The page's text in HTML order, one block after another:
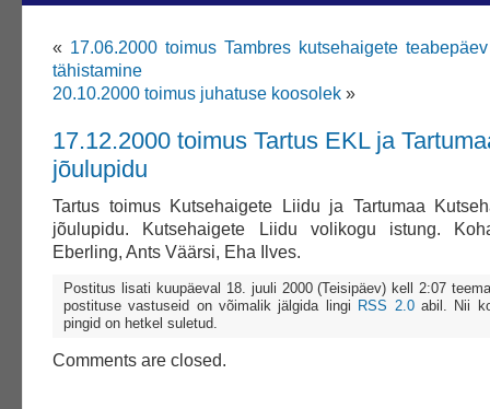
« 17.06.2000 toimus Tambres kutsehaigete
tähistamine
20.10.2000 toimus juhatuse koosolek »
17.12.2000 toimus Tartus EKL ja
jõulupidu
Tartus toimus Kutsehaigete Liidu ja Tartumaa
jõulupidu. Kutsehaigete Liidu volikogu istung.
Eberling, Ants Väärsi, Eha Ilves.
Postitus lisati kuupäeval 18. juuli 2000 (Teisipäev) kell 2:07
postituse vastuseid on võimalik jälgida lingi RSS 2.0abil. Nii
pingid on hetkel suletud.
Comments are closed.